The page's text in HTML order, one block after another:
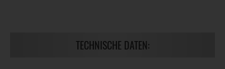
TECHNISCHE DATEN: